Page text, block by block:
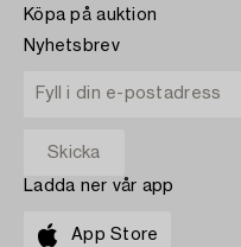
Köpa på auktion
Nyhetsbrev
Ladda ner vår app
App Store